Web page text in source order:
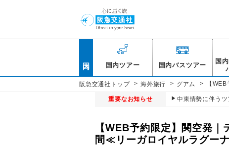
国内ツアー 国内バスツアー
国
阪急交通社トップ > 海外旅行 > グアム > 【
重要なお知らせ 中東情勢に伴う
【WEB予約限定】関空発
間≪リーガロイヤルラグー